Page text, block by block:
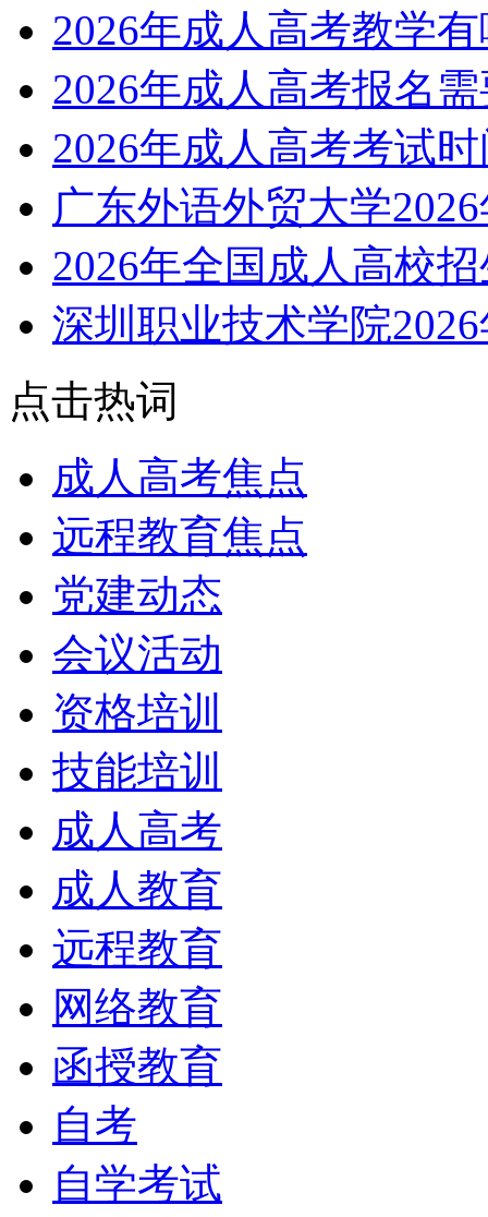
2026年成人高考教学
2026年成人高考报名
2026年成人高考考试
广东外语外贸大学
2026年全国成人高校
深圳职业技术学院
点击热词
成人高考焦点
远程教育焦点
党建动态
会议活动
资格培训
技能培训
成人高考
成人教育
远程教育
网络教育
函授教育
自考
自学考试